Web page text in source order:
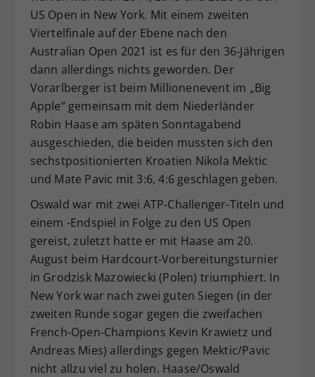
US Open in New York. Mit einem zweiten
Viertelfinale auf der Ebene nach den
Australian Open 2021 ist es für den 36-Jährigen
dann allerdings nichts geworden. Der
Vorarlberger ist beim Millionenevent im „Big
Apple“ gemeinsam mit dem Niederländer
Robin Haase am späten Sonntagabend
ausgeschieden, die beiden mussten sich den
sechstpositionierten Kroatien Nikola Mektic
und Mate Pavic mit 3:6, 4:6 geschlagen geben.
Oswald war mit zwei ATP-Challenger-Titeln und
einem -Endspiel in Folge zu den US Open
gereist, zuletzt hatte er mit Haase am 20.
August beim Hardcourt-Vorbereitungsturnier
in Grodzisk Mazowiecki (Polen) triumphiert. In
New York war nach zwei guten Siegen (in der
zweiten Runde sogar gegen die zweifachen
French-Open-Champions Kevin Krawietz und
Andreas Mies) allerdings gegen Mektic/Pavic
nicht allzu viel zu holen. Haase/Oswald
Zweck
Dieser Wert speichert Ihre Consent-
Einstellungen. Unter anderem eine
zufällig generierte ID, für die
historische Speicherung Ihrer
vorgenommen Einstellungen, falls der
Webseiten-Betreiber dies eingestellt
hat.